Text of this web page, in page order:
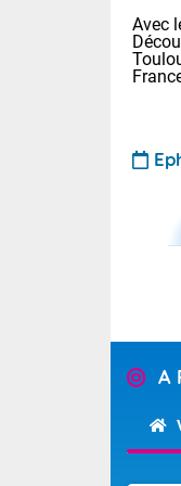
Avec
A